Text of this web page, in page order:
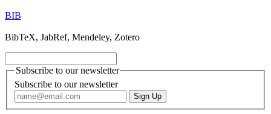
BIB
BibTeX, JabRef, Mendeley, Zotero
Subscribe to our newsletter
Subscribe to our newsletter